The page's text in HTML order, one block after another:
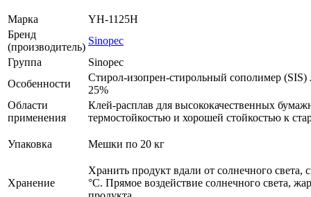
Марка
YH-1125H
Бренд
(производитель)
Sinopec
Группа
Sinopec
Особенности
Стирол-изопрен-стирольный сополимер
25%
Области
применения
Клей-расплав для высококачественных
термостойкостью и хорошей стойкостью к
Упаковка Мешки по 20 кг
Хранение
Хранить продукт вдали от солнечного
°С. Прямое воздействие солнечного света,